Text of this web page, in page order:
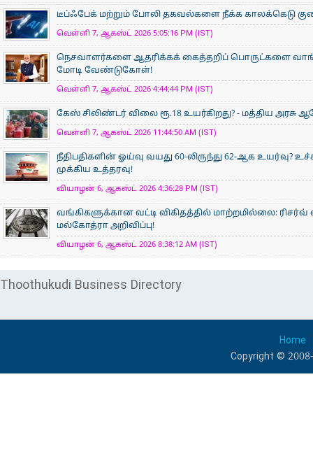
டீப்ஃபேக் மற்றும் போலி தகவல்களை நீக்க காலக்கெடு
வெள்ளி 7, ஆகஸ்ட் 2026 5:05:16 PM (IST)
நெசவாளர்களை ஆதரிக்கக் கைத்தறிப் பொருட்களை
மோடி வேண்டுகோள்!
வெள்ளி 7, ஆகஸ்ட் 2026 4:44:44 PM (IST)
கேஸ் சிலிண்டர் விலை ரூ.18 உயர்கிறது? - மத்திய அரசு
வெள்ளி 7, ஆகஸ்ட் 2026 11:44:50 AM (IST)
நீதிபதிகளின் ஓய்வு வயது 60-லிருந்து 62-ஆக உயர்வு?
முக்கிய உத்தரவு!
வியாழன் 6, ஆகஸ்ட் 2026 4:36:28 PM (IST)
வங்கிகளுக்கான வட்டி விகிதத்தில் மாற்றமில்லை:
மல்கோத்ரா அறிவிப்பு!
வியாழன் 6, ஆகஸ்ட் 2026 8:38:12 AM (IST)
Thoothukudi Business Directory
Home
Copyright ©